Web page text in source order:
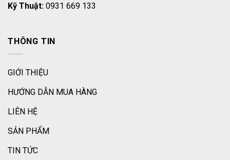
Kỹ Thuật: 0931 669 133
THÔNG TIN
GIỚI THIỆU
HƯỚNG DẪN MUA HÀNG
LIÊN HỆ
SẢN PHẨM
TIN TỨC